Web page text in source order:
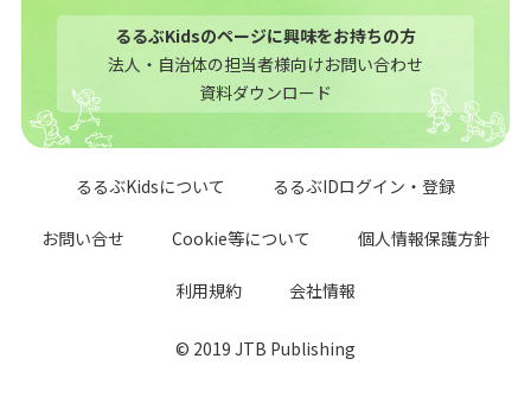
るるぶKidsのページに興味をお持ちの方
法人・自治体の担当者様向けお問い合わせ
資料ダウンロード
るるぶKidsについて るるぶIDログイン・登録
お問い合せ Cookie等について 個人情報保護方針
利用規約 会社情報
© 2019 JTB Publishing